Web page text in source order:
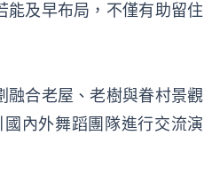
能及早布局，不僅有助留住
融合老屋、老樹與眷村景觀
內外舞蹈團隊進行交流演